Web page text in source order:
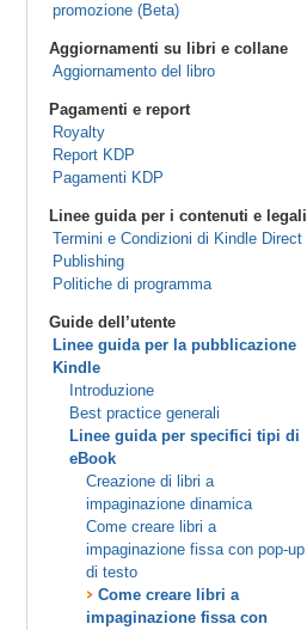
promozione (Beta)
Aggiornamenti su libri e collane
Aggiornamento del libro
Pagamenti e report
Royalty
Report KDP
Pagamenti KDP
Linee guida per i contenuti e legali
Termini e Condizioni di Kindle Direct
Publishing
Politiche di programma
Guide dell’utente
Linee guida per la pubblicazione
Kindle
Introduzione
Best practice generali
Linee guida per specifici tipi di
eBook
Creazione di libri a
impaginazione dinamica
Come creare libri a
impaginazione fissa con pop-up
di testo
Come creare libri a
impaginazione fissa con